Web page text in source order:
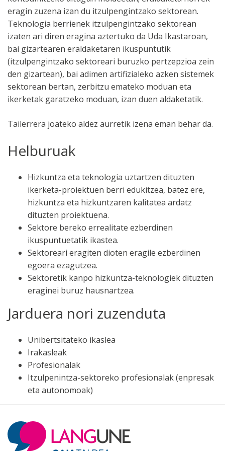
eragin zuzena izan du itzulpengintzako sektorean.
Teknologia berrienek itzulpengintzako sektorean
izaten ari diren eragina aztertuko da Uda Ikastaroan,
bai gizartearen eraldaketaren ikuspuntutik
(itzulpengintzako sektoreari buruzko pertzepzioa zein
den gizartean), bai adimen artifizialeko azken sistemek
sektorean bertan, zerbitzu emateko moduan eta
ikerketak garatzeko moduan, izan duen aldaketatik.
Tailerrera joateko aldez aurretik izena eman behar da.
Helburuak
Hizkuntza eta teknologia uztartzen dituzten
ikerketa-proiektuen berri edukitzea, batez ere,
hizkuntza eta hizkuntzaren kalitatea ardatz
dituzten proiektuena.
Sektore bereko errealitate ezberdinen
ikuspuntuetatik ikastea.
Sektoreari eragiten dioten eragile ezberdinen
egoera ezagutzea.
Sektoretik kanpo hizkuntza-teknologiek dituzten
eraginei buruz hausnartzea.
Jarduera nori zuzenduta
Unibertsitateko ikaslea
Irakasleak
Profesionalak
Itzulpenintza-sektoreko profesionalak (enpresak
eta autonomoak)